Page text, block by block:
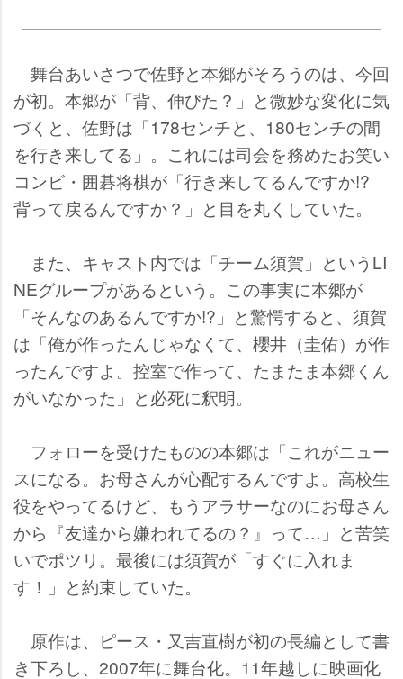
舞台あいさつで佐野と本郷がそろうのは、今回
が初。本郷が「背、伸びた？」と微妙な変化に気
づくと、佐野は「178センチと、180センチの間
を行き来してる」。これには司会を務めたお笑い
コンビ・囲碁将棋が「行き来してるんですか!?
背って戻るんですか？」と目を丸くしていた。
また、キャスト内では「チーム須賀」というLI
NEグループがあるという。この事実に本郷が
「そんなのあるんですか!?」と驚愕すると、須賀
は「俺が作ったんじゃなくて、櫻井（圭佑）が作
ったんですよ。控室で作って、たまたま本郷くん
がいなかった」と必死に釈明。
フォローを受けたものの本郷は「これがニュー
スになる。お母さんが心配するんですよ。高校生
役をやってるけど、もうアラサーなのにお母さん
から『友達から嫌われてるの？』って…」と苦笑
いでポツリ。最後には須賀が「すぐに入れま
す！」と約束していた。
原作は、ピース・又吉直樹が初の長編として書
き下ろし、2007年に舞台化。11年越しに映画化